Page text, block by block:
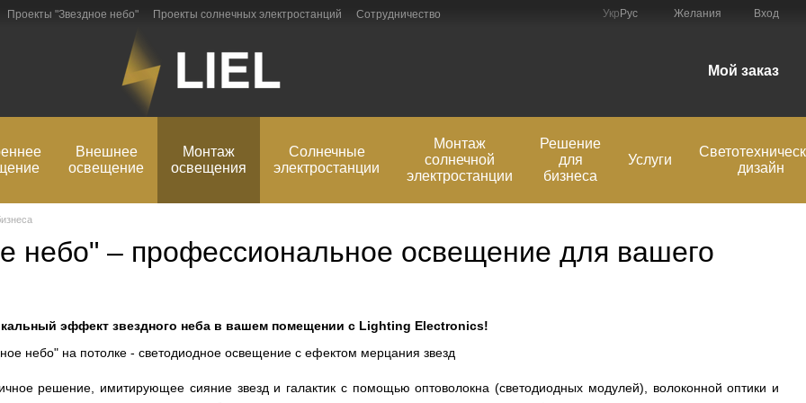
Проекты "Звездное небо" Проекты солнечных электростанций
Сотрудничество
Укр Рус Желания Вход
Мой заказ
Внешнее
освещение
Монтаж
освещения
Солнечные
электростанции
Монтаж
солнечной
электростанции
Решение
для
бизнеса
Услуги
дизайн
небо" – профессиональное освещение для вашего
эффект звездного неба в вашем помещении с Lighting Electronics!
решение, имитирующее сияние звезд и галактик с помощью оптоволокна (светодиодных модулей), волоконной оптики и